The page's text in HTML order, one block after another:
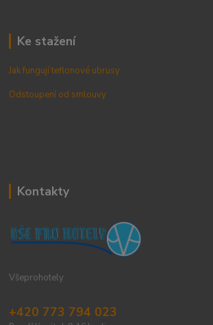
Ke stažení
Jak fungují teflonové ubrusy
Odstoupení od smlouvy
Kontakty
Všeprohotely
+420 773 794 023